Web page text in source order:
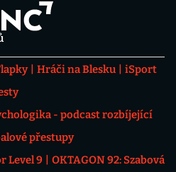
Hráči na Blesku
iSport
- podcast rozbíjející
přestupy
Level 9
OKTAGON 92: Szabová